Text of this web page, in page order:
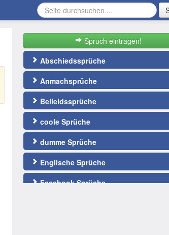
Spruch eintragen!
Abschiedssprüche
Anmachsprüche
Beileidssprüche
coole Sprüche
dumme Sprüche
Englische Sprüche
Facebook Sprüche